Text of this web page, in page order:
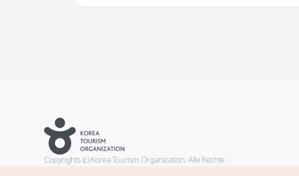
Copyrights (c) Korea Tourism Organization. Alle Rechte